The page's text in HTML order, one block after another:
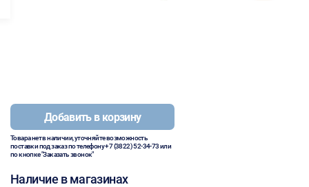
Добавить в корзину
Товара нет в наличии, уточняйте возможность
поставки под заказ по телефону+7 (3822) 52-34-73или
по кнопке "Заказать звонок"
Наличие в магазинах